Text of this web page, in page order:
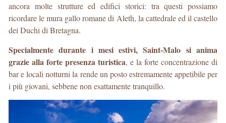
ancora molte strutture ed edifici storici: tra questi possiamo
ricordare le mura gallo romane di Aleth, la cattedrale ed il castello
dei Duchi di Bretagna.
Specialmente durante i mesi estivi, Saint-Malo si anima
grazie alla forte presenza turistica, e la forte concentrazione di
bar e locali notturni la rende un posto estremamente appetibile per
i più giovani, sebbene non esattamente tranquillo.